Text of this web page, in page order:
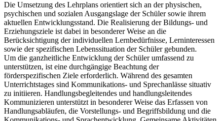
Die Umsetzung des Lehrplans orientiert sich an der physischen,
psychischen und sozialen Ausgangslage der Schüler sowie ihrem
aktuellen Entwicklungsstand. Die Realisierung der Bildungs- und
Erziehungsziele ist dabei in besonderer Weise an die
Berücksichtigung der individuellen Lernbedürfnisse, Lerninteressen
sowie der spezifischen Lebenssituation der Schüler gebunden.
Um die ganzheitliche Entwicklung der Schüler umfassend zu
unterstützen, ist eine durchgängige Beachtung der
förderspezifischen Ziele erforderlich. Während des gesamten
Unterrichtstages sind Kommunikations- und Sprechanlässe situativ
zu initiieren. Handlungsbegleitendes und handlungsleitendes
Kommunizieren unterstützt in besonderer Weise das Erfassen von
Handlungsabläufen, die Vorstellungs- und Begriffsbildung und die